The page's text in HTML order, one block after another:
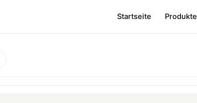
Startseite Produkte